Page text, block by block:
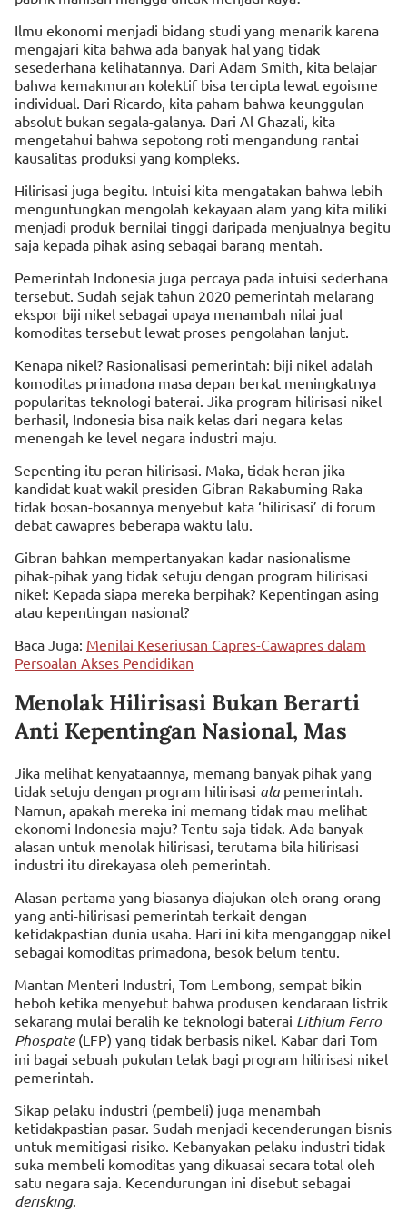
Ilmu ekonomi menjadi bidang studi yang menarik karena
mengajari kita bahwa ada banyak hal yang tidak
sesederhana kelihatannya. Dari Adam Smith, kita belajar
bahwa kemakmuran kolektif bisa tercipta lewat egoisme
individual. Dari Ricardo, kita paham bahwa keunggulan
absolut bukan segala-galanya. Dari Al Ghazali, kita
mengetahui bahwa sepotong roti mengandung rantai
kausalitas produksi yang kompleks.
Hilirisasi juga begitu. Intuisi kita mengatakan bahwa lebih
menguntungkan mengolah kekayaan alam yang kita miliki
menjadi produk bernilai tinggi daripada menjualnya begitu
saja kepada pihak asing sebagai barang mentah.
Pemerintah Indonesia juga percaya pada intuisi sederhana
tersebut. Sudah sejak tahun 2020 pemerintah melarang
ekspor biji nikel sebagai upaya menambah nilai jual
komoditas tersebut lewat proses pengolahan lanjut.
Kenapa nikel? Rasionalisasi pemerintah: biji nikel adalah
komoditas primadona masa depan berkat meningkatnya
popularitas teknologi baterai. Jika program hilirisasi nikel
berhasil, Indonesia bisa naik kelas dari negara kelas
menengah ke level negara industri maju.
Sepenting itu peran hilirisasi. Maka, tidak heran jika
kandidat kuat wakil presiden Gibran Rakabuming Raka
tidak bosan-bosannya menyebut kata ‘hilirisasi’ di forum
debat cawapres beberapa waktu lalu.
Gibran bahkan mempertanyakan kadar nasionalisme
pihak-pihak yang tidak setuju dengan program hilirisasi
nikel: Kepada siapa mereka berpihak? Kepentingan asing
atau kepentingan nasional?
Baca Juga: Menilai Keseriusan Capres-Cawapres dalam
Persoalan Akses Pendidikan
Menolak Hilirisasi Bukan Berarti
Anti Kepentingan Nasional, Mas
Jika melihat kenyataannya, memang banyak pihak yang
tidak setuju dengan program hilirisasi alapemerintah.
Namun, apakah mereka ini memang tidak mau melihat
ekonomi Indonesia maju? Tentu saja tidak. Ada banyak
alasan untuk menolak hilirisasi, terutama bila hilirisasi
industri itu direkayasa oleh pemerintah.
Alasan pertama yang biasanya diajukan oleh orang-orang
yang anti-hilirisasi pemerintah terkait dengan
ketidakpastian dunia usaha. Hari ini kita menganggap nikel
sebagai komoditas primadona, besok belum tentu.
Mantan Menteri Industri, Tom Lembong, sempat bikin
heboh ketika menyebut bahwa produsen kendaraan listrik
sekarang mulai beralih ke teknologi baterai Lithium Ferro
Phospate(LFP) yang tidak berbasis nikel. Kabar dari Tom
ini bagai sebuah pukulan telak bagi program hilirisasi nikel
pemerintah.
Sikap pelaku industri (pembeli) juga menambah
ketidakpastian pasar. Sudah menjadi kecenderungan bisnis
untuk memitigasi risiko. Kebanyakan pelaku industri tidak
suka membeli komoditas yang dikuasai secara total oleh
satu negara saja. Kecendurungan ini disebut sebagai
derisking.